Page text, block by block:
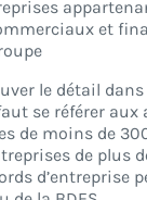
et
le détail dans
se référer aux
de moins de
de plus
d’entreprise